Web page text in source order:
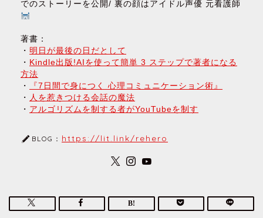
でのストーリーを公開/ 裏の顔はアイドル声優 元看護師
著書：
・ 明日が最後の日だとして
・ Kindle出版!AIを使って簡単 3 ステップで著者になる
方法
・
『7日間で身につく 心理コミュニケーション術』
・ 人を惹きつける会話の魔法
・ アルゴリズムを制する者がYouTubeを制す
BLOG： https://lit.link/rehero